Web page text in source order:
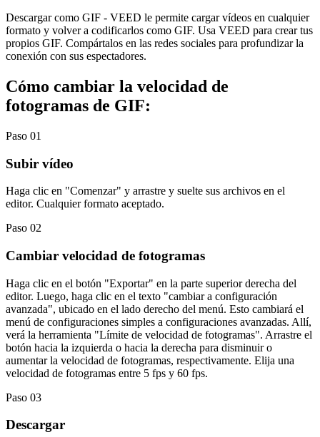
Descargar como GIF - VEED le permite cargar vídeos en cualquier
formato y volver a codificarlos como GIF. Usa VEED para crear tus
propios GIF. Compártalos en las redes sociales para profundizar la
conexión con sus espectadores.
Cómo cambiar la velocidad de
fotogramas de GIF:
Paso 01
Subir vídeo
Haga clic en "Comenzar" y arrastre y suelte sus archivos en el
editor. Cualquier formato aceptado.
Paso 02
Cambiar velocidad de fotogramas
Haga clic en el botón "Exportar" en la parte superior derecha del
editor. Luego, haga clic en el texto "cambiar a configuración
avanzada", ubicado en el lado derecho del menú. Esto cambiará el
menú de configuraciones simples a configuraciones avanzadas. Allí,
verá la herramienta "Límite de velocidad de fotogramas". Arrastre el
botón hacia la izquierda o hacia la derecha para disminuir o
aumentar la velocidad de fotogramas, respectivamente. Elija una
velocidad de fotogramas entre 5 fps y 60 fps.
Paso 03
Descargar